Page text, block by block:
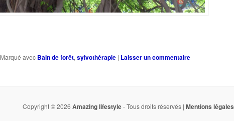
Marqué avec Bain de forêt, sylvothérapie | Laisser un commentaire
Copyright © 2026 Amazing lifestyle- Tous droits réservés | Mentions légales